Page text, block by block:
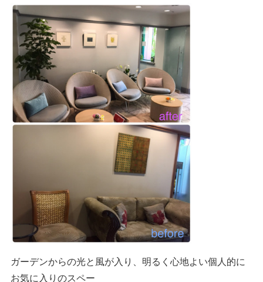
ガーデンからの光と風が入り、明るく心地よい個人的に
お気に入りのスペー